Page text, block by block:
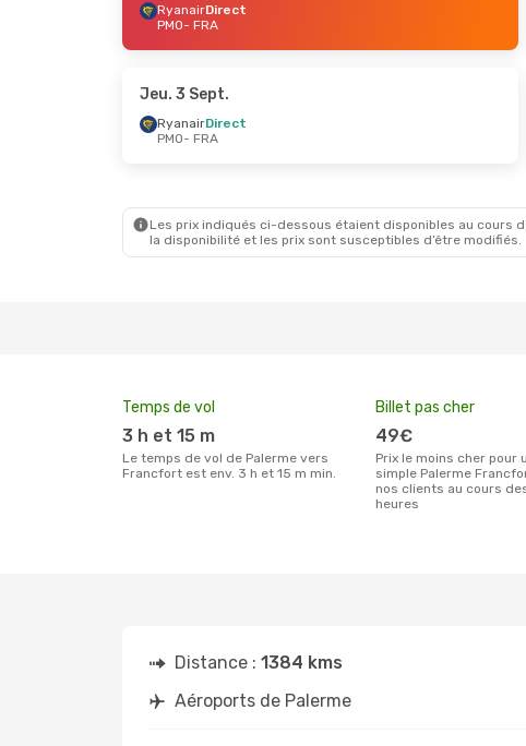
RyanairDirect
PMO- FRA
Jeu. 3 Sept.
RyanairDirect
PMO- FRA
Les prix indiqués ci-dessous étaient disponibles au cours
la disponibilité et les prix sont susceptibles d’être modifiés.
Temps de vol
3 h et 15 m
Le temps de vol de Palerme vers
Francfort est env. 3 h et 15 m min.
Billet pas cher
49€
Prix le moins cher pour un billet aller
simple Palerme
nos clients au cours
heures
Distance : 1384 kms
Aéroports de Palerme